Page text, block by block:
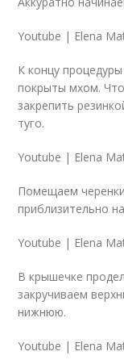
Youtube | Elena
К концу
покрыты мхом.
закрепить
туго.
Youtube | Elena
Помещаем
приблизительно
Youtube | Elena
В крышечке
закручиваем
нижнюю.
Youtube | Elena